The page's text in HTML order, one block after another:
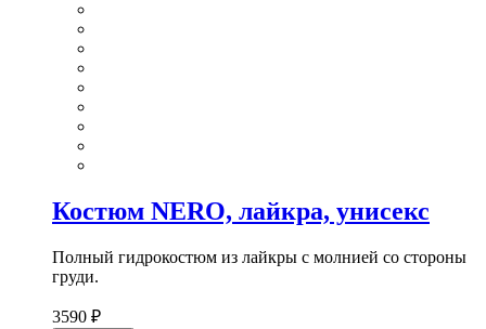
Костюм NERO, лайкра, унисекс
Полный гидрокостюм из лайкры с молнией со стороны
груди.
3590 ₽